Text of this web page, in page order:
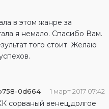
в этом жанре за
я немало. Спасибо Вам.
того стоит. Желаю
0d664 1 март 2017 07:42
сорваный венец,долгое